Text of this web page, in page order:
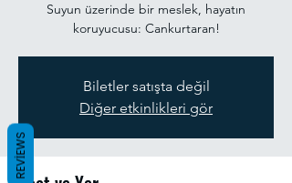
Suyun üzerinde bir meslek, hayatın
koruyucusu: Cankurtaran!
Biletler satışta değil
Diğer etkinlikleri gör
REVIEWS